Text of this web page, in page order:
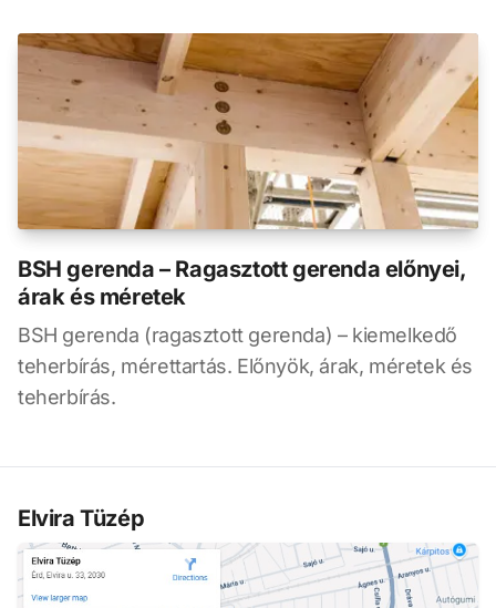
BSH gerenda – Ragasztott gerenda előnyei,
árak és méretek
BSH gerenda (ragasztott gerenda) – kiemelkedő
teherbírás, mérettartás. Előnyök, árak, méretek és
teherbírás.
Elvira Tüzép